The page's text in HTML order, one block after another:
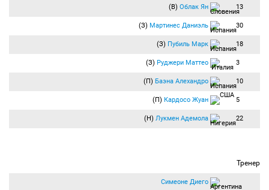
(В) Облак Ян 13
(З) Мартинес Даниэль 30
(З) Пубиль Марк 18
(З) Руджери Маттео 3
(П) Баэна Алехандро 10
(П) Кардосо Жуан 5
(Н) Лукмен Адемола 22
Тренер
Симеоне Диего